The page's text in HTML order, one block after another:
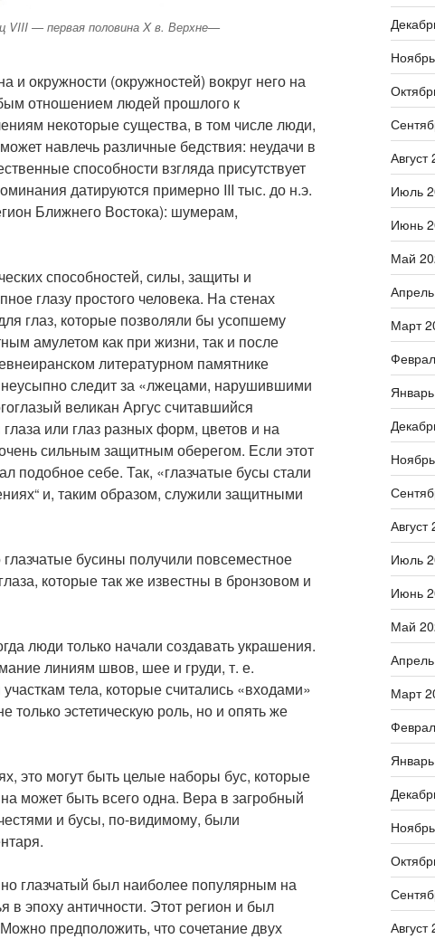
VIII — первая половина X в. Верхне—
и окружности (окружностей) вокруг него на
отношением людей прошлого к
некоторые существа, в том числе люди,
навлечь различные бедствия: неудачи в
способности взгляда присутствует
датируются примерно III тыс. до н.э.
Ближнего Востока): шумерам,
способностей, силы, защиты и
глазу простого человека. На стенах
глаз, которые позволяли бы усопшему
амулетом как при жизни, так и после
литературном памятнике
следит за «лжецами, нарушившими
великан Аргус считавшийся
или глаз разных форм, цветов и на
сильным защитным оберегом. Если этот
подобное себе. Так, «глазчатые бусы стали
и, таким образом, служили защитными
бусины получили повсеместное
которые так же известны в бронзовом и
люди только начали создавать украшения.
линиям швов, шее и груди, т. е.
тела, которые считались «входами»
эстетическую роль, но и опять же
это могут быть целые наборы бус, которые
может быть всего одна. Вера в загробный
и бусы, по-видимому, были
глазчатый был наиболее популярным на
эпоху античности. Этот регион и был
предположить, что сочетание двух
Август
Июль
Июнь
Май
Март
Август
Июль
Июнь
Май
Март
Август